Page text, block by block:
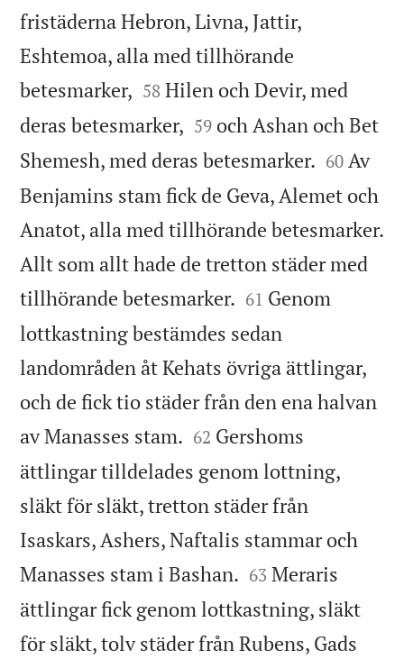
fristäderna Hebron, Livna, Jattir,
Eshtemoa, alla med tillhörande
betesmarker, 

58 Hilen och Devir, med
deras betesmarker, 

59 och Ashan och Bet
Shemesh, med deras betesmarker. 

60 Av
Benjamins stam fick de Geva, Alemet och
Anatot, alla med tillhörande betesmarker.
Allt som allt hade de tretton städer med
tillhörande betesmarker. 

61 Genom
lottkastning bestämdes sedan
landområden åt Kehats övriga ättlingar,
och de fick tio städer från den ena halvan
av Manasses stam. 

62 Gershoms
ättlingar tilldelades genom lottning,
släkt för släkt, tretton städer från
Isaskars, Ashers, Naftalis stammar och
Manasses stam i Bashan. 

63 Meraris
ättlingar fick genom lottkastning, släkt
för släkt, tolv städer från Rubens, Gads